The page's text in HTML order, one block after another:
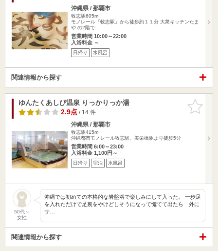
沖縄県 / 那覇市
牧志駅605m
モノレール『牧志駅』から徒歩約１１分 大衆キッチンたま
や の2階で…
営業時間 10:00～22:00
入浴料金 ～
日帰り 水風呂
関連情報から探す
お気に入
りに追加
ゆんたくあしび温泉 りっかりっか湯
2.9点/ 14 件
沖縄県 / 那覇市
牧志駅415m
沖縄都市モノレール牧志駅、美栄橋駅より徒歩5分
営業時間 6:00～23:00
入浴料金 1,100円～
日帰り 宿泊 水風呂
50代～
女性
沖縄では初めての本格的な岩盤浴で楽しみにして入った。 一歩足
を入れただけで足裏をやけどしそうになって慌てて出たら 外に
サ…
関連情報から探す